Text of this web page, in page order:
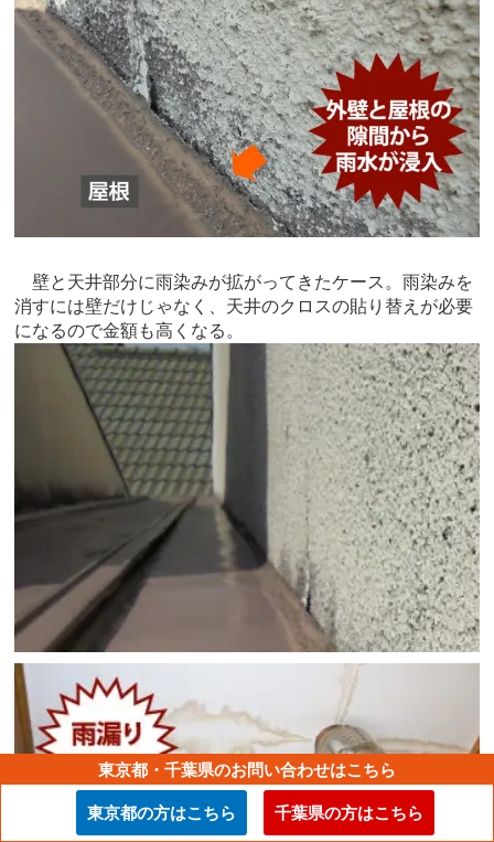
壁と天井部分に雨染みが拡がってきたケース。雨染みを
消すには壁だけじゃなく、天井のクロスの貼り替えが必要
になるので金額も高くなる。
東京都・千葉県のお問い合わせはこちら
東京都の方はこちら 千葉県の方はこちら